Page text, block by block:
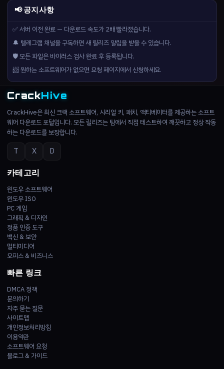
📢 공지사항
✅ 서버 이전 완료 — 다운로드 속도가 2배 빨라졌습니다.
🔔 텔레그램 채널을 구독하면 새 릴리즈 알림을 받을 수 있습니다.
🛡️ 모든 파일은 바이러스 검사 완료 후 등록됩니다.
📨 원하는 소프트웨어가 없으면 요청 페이지에서 신청하세요.
CrackHive
CrackHive은 최신 크랙 소프트웨어, 시리얼 키, 패치, 액티베이터를 제공하는 소프트
웨어 다운로드 포털입니다. 모든 릴리즈는 팀에서 직접 테스트하여 깨끗하고 정상 작동
하는 다운로드를 보장합니다.
T X D
카테고리
윈도우 소프트웨어
윈도우 ISO
PC 게임
그래픽 & 디자인
정품 인증 도구
백신 & 보안
멀티미디어
오피스 & 비즈니스
빠른 링크
DMCA 정책
문의하기
자주 묻는 질문
사이트맵
개인정보처리방침
이용약관
소프트웨어 요청
블로그 & 가이드